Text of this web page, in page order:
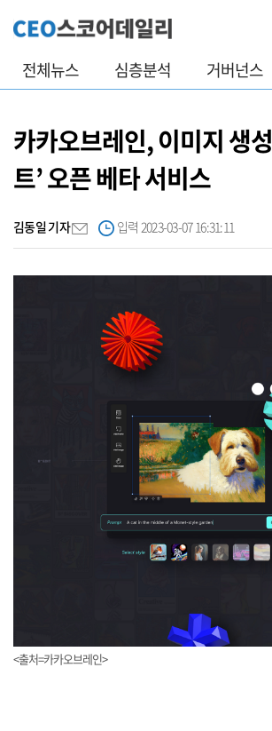
전체뉴스 심층분석 거버넌스
카카오브레인, 이미지 생
트’ 오픈 베타 서비스
김동일 기자 입력 2023-03-07 16:31:11
<출처=카카오브레인>